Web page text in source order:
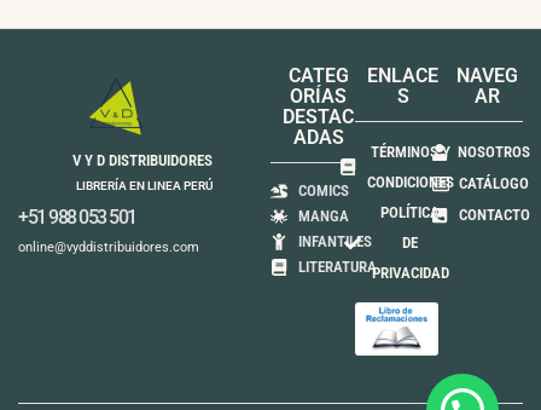
V Y D DISTRIBUIDORES
LIBRERÍA EN LINEA PERÚ
+51 988 053 501
online@vyddistribuidores.com
CATEG
ORÍAS
DESTAC
ADAS
COMICS
MANGA
INFANTILES
LITERATURA
ENLACE
S
TÉRMINOS Y
CONDICIONES
POLÍTICA
DE
PRIVACIDAD
NAVEG
AR
NOSOTROS
CATÁLOGO
CONTACTO